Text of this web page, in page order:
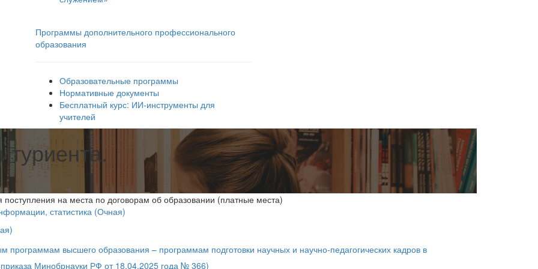
Программы дополнительного профессионального
образования
Образовательные программы
Нормативные документы
Бесплатный курс: ИИ‑инструменты для
учителей
на места по договорам об образовании (платные места)
статистика (Очная)
высшего образования – программам подготовки научных и научно-педагогических кадров в
Минобрнауки РФ от 18.04.2025 года № 366)